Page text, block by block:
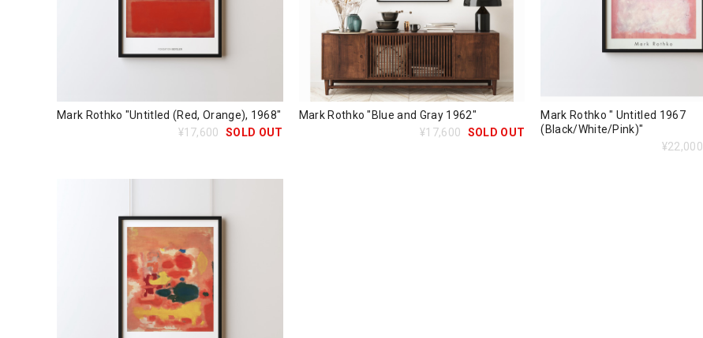
Mark Rothko "Untitled (Red, Orange), 1968"
¥17,600
SOLD OUT
Mark Rothko "Blue and Gray 1962"
¥17,600
SOLD OUT
Mark Rothko " Untitled 1967
(Black/White/Pink)"
¥22,000